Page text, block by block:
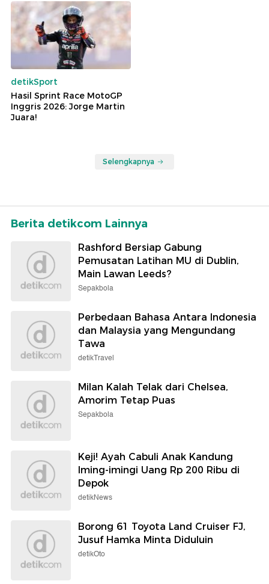
detikSport
Hasil Sprint Race MotoGP
Inggris 2026: Jorge Martin
Juara!
Selengkapnya
Berita detikcom Lainnya
Rashford Bersiap Gabung
Pemusatan Latihan MU di Dublin,
Main Lawan Leeds?
Sepakbola
Perbedaan Bahasa Antara Indonesia
dan Malaysia yang Mengundang
Tawa
detikTravel
Milan Kalah Telak dari Chelsea,
Amorim Tetap Puas
Sepakbola
Keji! Ayah Cabuli Anak Kandung
Iming-imingi Uang Rp 200 Ribu di
Depok
detikNews
Borong 61 Toyota Land Cruiser FJ,
Jusuf Hamka Minta Diduluin
detikOto